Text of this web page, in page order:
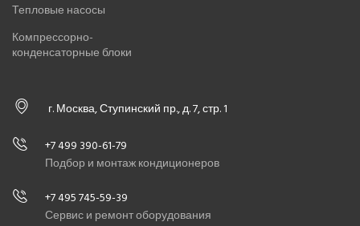
Тепловые насосы
Компрессорно-
конденсаторные блоки
г. Москва, Ступинский пр., д. 7, стр. 1
+7 499 390-61-79
Подбор и монтаж кондиционеров
+7 495 745-59-39
Сервис и ремонт оборудования